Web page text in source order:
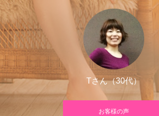
Tさん（30代）
お客様の声